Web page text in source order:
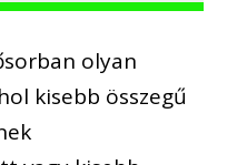
olyan
kisebb összegű